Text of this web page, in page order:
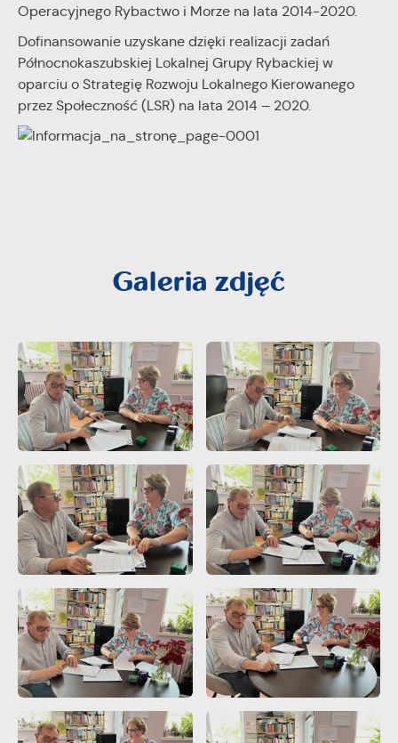
Operacyjnego Rybactwo i Morze na lata 2014-2020.
Dofinansowanie uzyskane dzięki realizacji zadań
Północnokaszubskiej Lokalnej Grupy Rybackiej w
oparciu o Strategię Rozwoju Lokalnego Kierowanego
przez Społeczność (LSR) na lata 2014 – 2020.
Galeria zdjęć